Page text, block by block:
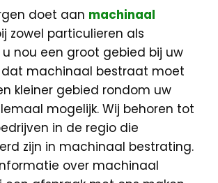
doet aan machinaal
zowel particulieren als
u nou een groot gebied bij uw
machinaal bestraat moet
kleiner gebied rondom uw
mogelijk. Wij behoren tot
in de regio die
zijn in machinaal bestrating.
over machinaal